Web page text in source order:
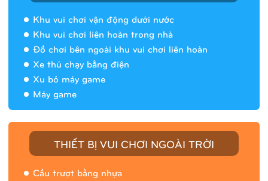
Khu vui chơi vận động dưới nước
Khu vui chơi liên hoàn trong nhà
Đồ chơi bên ngoài khu vui chơi liên hoàn
Xe thú chạy bằng điện
Xu bỏ máy game
Máy game
THIẾT BỊ VUI CHƠI NGOÀI TRỜI
Cầu trượt bằng nhựa